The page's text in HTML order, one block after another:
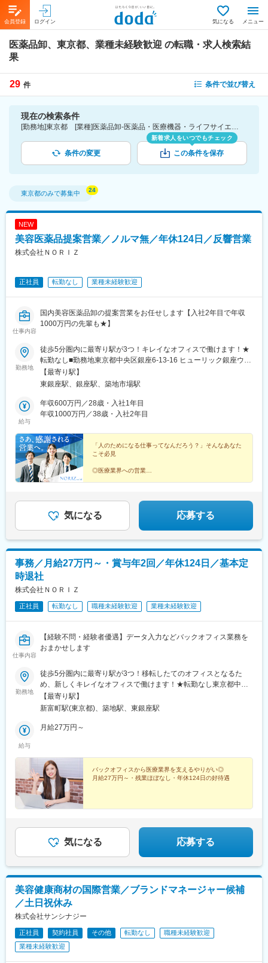
会員登録 ログイン 気になる メニュー
医薬品卸、東京都、業種未経験歓迎 の転職・求人検索結
果
29 件 条件で並び替え
現在の検索条件
[勤務地]東京都 [業種]医薬品卸-医薬品・医療機器・ライフサイエンス・医療系サービス [こだわり条件ピックアップ]業種未経験歓迎 [詳細条件](募集・採用情報)業種未経験歓迎
条件の変更
新着求人をいつでもチェック
この条件を保存
東京都のみで募集中
NEW
美容医薬品提案営業／ノルマ無／年休124日／反響営業
株式会社ＮＯＲＩＺ
正社員 転勤なし 業種未経験歓迎
仕事内容
国内美容医薬品卸の提案営業をお任せします【入社2年目で年収
1000万円の先輩も★】
勤務地
徒歩5分圏内に最寄り駅が3つ！キレイなオフィスで働けます！★
転勤なし■勤務地東京都中央区銀座6-13-16 ヒューリック銀座ウォ
ールビル3階※受動喫煙対策：屋内禁煙
【最寄り駅】
東銀座駅、銀座駅、築地市場駅
給与
年収600万円／28歳・入社1年目
年収1000万円／38歳・入社2年目
「人のためになる仕事ってなんだろう？」そんなあなた
こそ必見
◎医療業界への営業
◎綺麗なオフィスでの勤務
気になる 応募する
事務／月給27万円～・賞与年2回／年休124日／基本定
時退社
株式会社ＮＯＲＩＺ
正社員 転勤なし 職種未経験歓迎 業種未経験歓迎
仕事内容
【経験不問・経験者優遇】データ入力などバックオフィス業務を
おまかせします
勤務地
徒歩5分圏内に最寄り駅が3つ！移転したてのオフィスとなるた
め、新しくキレイなオフィスで働けます！★転勤なし東京都中央
区銀座6-13-16 ヒューリック銀座ウォールビル3階新富町から徒歩
3分※受動喫煙対策：屋内禁煙
【最寄り駅】
新富町駅(東京都)、築地駅、東銀座駅
給与
月給27万円～
バックオフィスから医療業界を支えるやりがい◎
月給27万円～・残業ほぼなし・年休124日の好待遇
気になる 応募する
美容健康商材の国際営業／ブランドマネージャー候補
／土日祝休み
株式会社サンシナジー
正社員 契約社員 その他 転勤なし
職種未経験歓迎
業種未経験歓迎